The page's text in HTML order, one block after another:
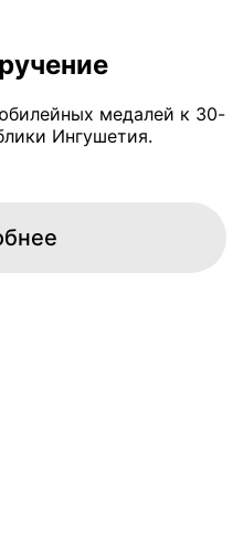
медалей к 30-
Ингушетия.